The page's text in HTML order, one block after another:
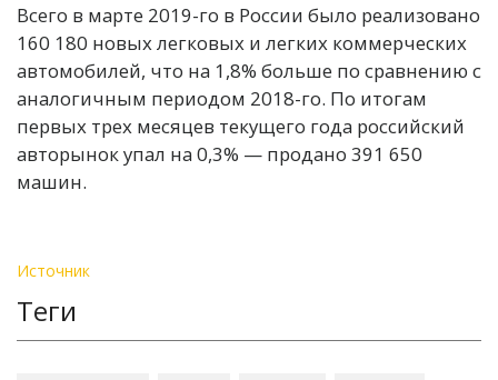
Всего в марте 2019-го в России было реализовано
160 180 новых легковых и легких коммерческих
автомобилей, что на 1,8% больше по сравнению с
аналогичным периодом 2018-го. По итогам
первых трех месяцев текущего года российский
авторынок упал на 0,3% — продано 391 650
машин.
Источник
Теги